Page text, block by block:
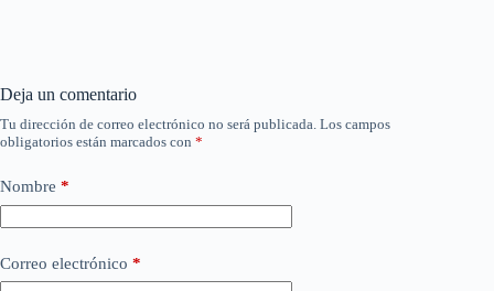
Deja un comentario
Tu dirección de correo electrónico no será publicada. Los campos
obligatorios están marcados con *
Nombre *
Correo electrónico *